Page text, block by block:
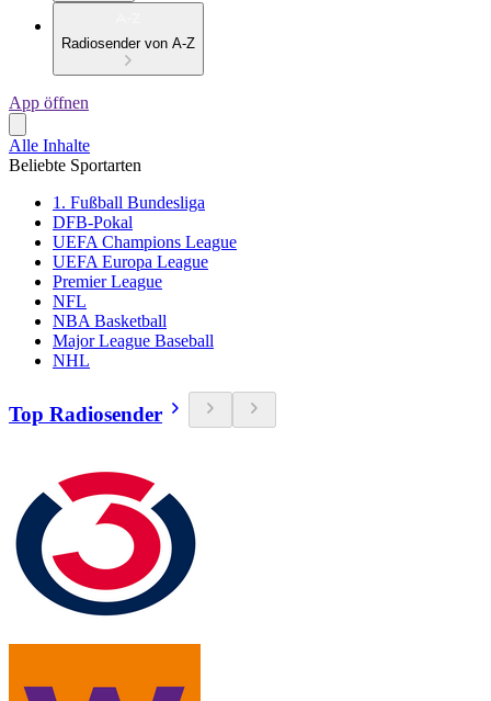
Radiosender von A-Z
App öffnen
Alle Inhalte
Beliebte Sportarten
1. Fußball Bundesliga
DFB-Pokal
UEFA Champions League
UEFA Europa League
Premier League
NFL
NBA Basketball
Major League Baseball
NHL
Top Radiosender